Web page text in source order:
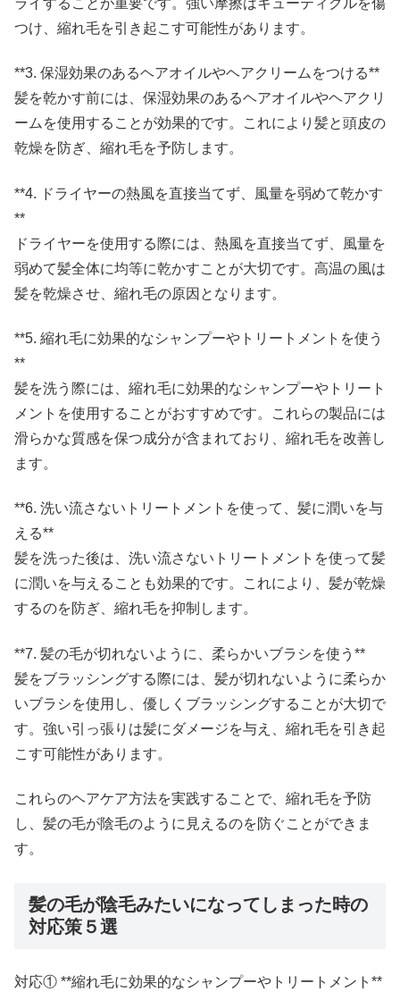
つけ、縮れ毛を引き起こす可能性があります。
**3. 保湿効果のあるヘアオイルやヘアクリームをつける**
髪を乾かす前には、保湿効果のあるヘアオイルやヘアクリ
ームを使用することが効果的です。これにより髪と頭皮の
乾燥を防ぎ、縮れ毛を予防します。
**4. ドライヤーの熱風を直接当てず、風量を弱めて乾かす
**
ドライヤーを使用する際には、熱風を直接当てず、風量を
弱めて髪全体に均等に乾かすことが大切です。高温の風は
髪を乾燥させ、縮れ毛の原因となります。
**5. 縮れ毛に効果的なシャンプーやトリートメントを使う
**
髪を洗う際には、縮れ毛に効果的なシャンプーやトリート
メントを使用することがおすすめです。これらの製品には
滑らかな質感を保つ成分が含まれており、縮れ毛を改善し
ます。
**6. 洗い流さないトリートメントを使って、髪に潤いを与
える**
髪を洗った後は、洗い流さないトリートメントを使って髪
に潤いを与えることも効果的です。これにより、髪が乾燥
するのを防ぎ、縮れ毛を抑制します。
**7. 髪の毛が切れないように、柔らかいブラシを使う**
髪をブラッシングする際には、髪が切れないように柔らか
いブラシを使用し、優しくブラッシングすることが大切で
す。強い引っ張りは髪にダメージを与え、縮れ毛を引き起
こす可能性があります。
これらのヘアケア方法を実践することで、縮れ毛を予防
し、髪の毛が陰毛のように見えるのを防ぐことができま
す。
髪の毛が陰毛みたいになってしまった時の
対応策５選
対応① **縮れ毛に効果的なシャンプーやトリートメント**